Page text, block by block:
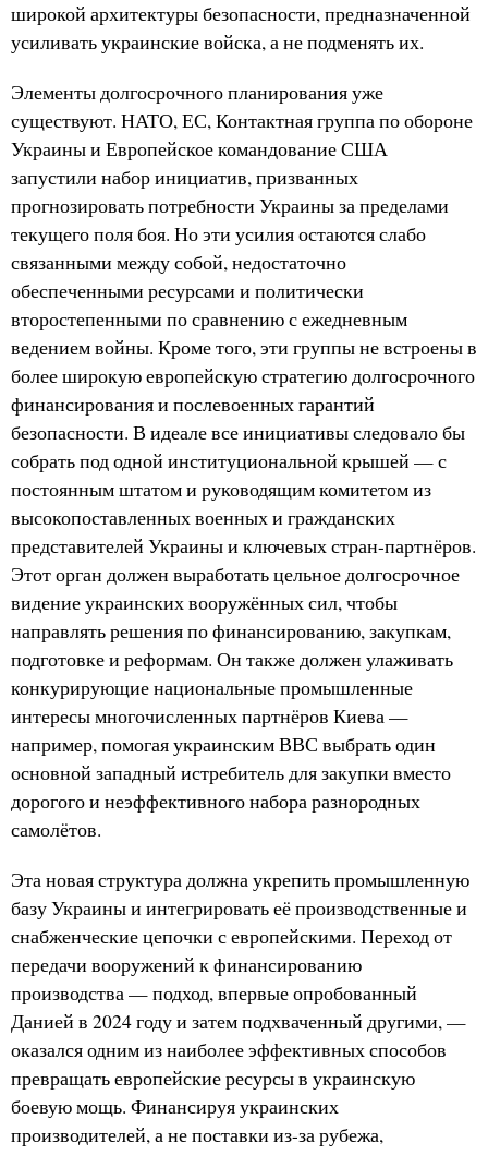
широкой архитектуры безопасности, предназначенной
усиливать украинские войска, а не подменять их.
Элементы долгосрочного планирования уже
существуют. НАТО, ЕС, Контактная группа по обороне
Украины и Европейское командование США
запустили набор инициатив, призванных
прогнозировать потребности Украины за пределами
текущего поля боя. Но эти усилия остаются слабо
связанными между собой, недостаточно
обеспеченными ресурсами и политически
второстепенными по сравнению с ежедневным
ведением войны. Кроме того, эти группы не встроены в
более широкую европейскую стратегию долгосрочного
финансирования и послевоенных гарантий
безопасности. В идеале все инициативы следовало бы
собрать под одной институциональной крышей — с
постоянным штатом и руководящим комитетом из
высокопоставленных военных и гражданских
представителей Украины и ключевых стран-партнёров.
Этот орган должен выработать цельное долгосрочное
видение украинских вооружённых сил, чтобы
направлять решения по финансированию, закупкам,
подготовке и реформам. Он также должен улаживать
конкурирующие национальные промышленные
интересы многочисленных партнёров Киева —
например, помогая украинским ВВС выбрать один
основной западный истребитель для закупки вместо
дорогого и неэффективного набора разнородных
самолётов.
Эта новая структура должна укрепить промышленную
базу Украины и интегрировать её производственные и
снабженческие цепочки с европейскими. Переход от
передачи вооружений к финансированию
производства — подход, впервые опробованный
Данией в 2024 году и затем подхваченный другими, —
оказался одним из наиболее эффективных способов
превращать европейские ресурсы в украинскую
боевую мощь. Финансируя украинских
производителей, а не поставки из-за рубежа,